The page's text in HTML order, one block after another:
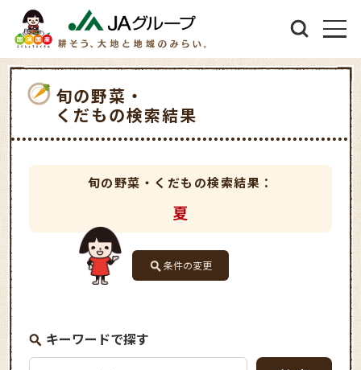
旬の野菜・
くだもの検索結果
旬の野菜・くだもの検索結果：
夏
条件の変更
キーワードで探す